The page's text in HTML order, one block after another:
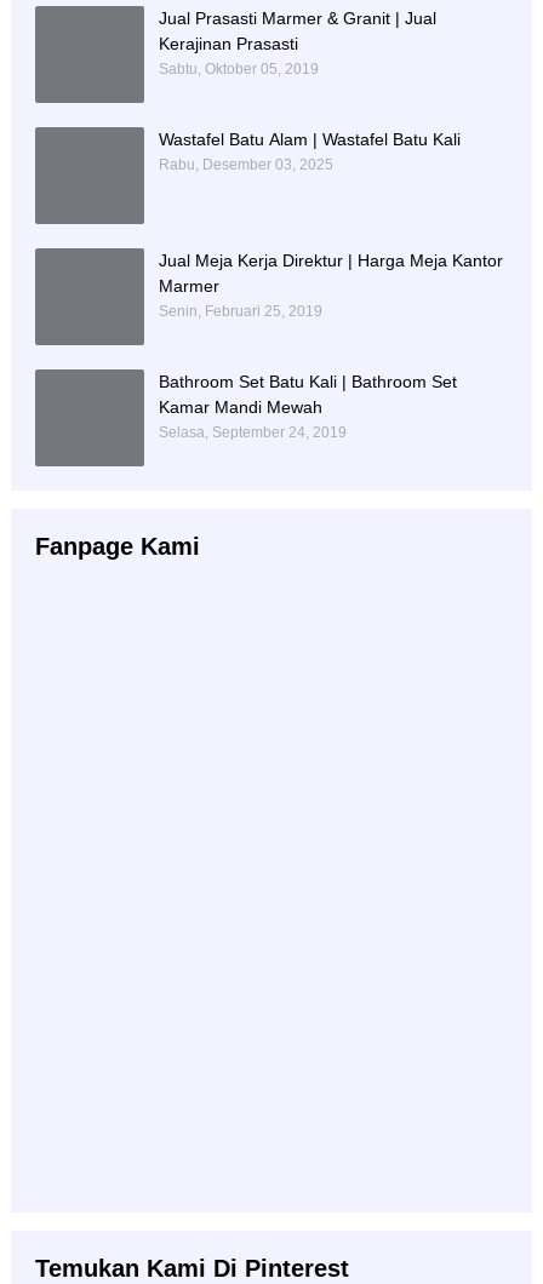
Jual Prasasti Marmer & Granit | Jual
Kerajinan Prasasti
Sabtu, Oktober 05, 2019
Wastafel Batu Alam | Wastafel Batu Kali
Rabu, Desember 03, 2025
Jual Meja Kerja Direktur | Harga Meja Kantor
Marmer
Senin, Februari 25, 2019
Bathroom Set Batu Kali | Bathroom Set
Kamar Mandi Mewah
Selasa, September 24, 2019
Fanpage Kami
Temukan Kami Di Pinterest